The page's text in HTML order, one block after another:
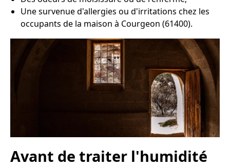
Une survenue d'allergies ou d'irritations chez les
occupants de la maison à Courgeon (61400).
Avant de traiter l'humidité